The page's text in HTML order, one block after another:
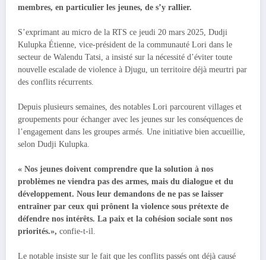
membres, en particulier les jeunes, de s’y rallier.
S’exprimant au micro de la RTS ce jeudi 20 mars 2025, Dudji
Kulupka Étienne, vice-président de la communauté Lori dans le
secteur de Walendu Tatsi, a insisté sur la nécessité d’éviter toute
nouvelle escalade de violence à Djugu, un territoire déjà meurtri par
des conflits récurrents.
Depuis plusieurs semaines, des notables Lori parcourent villages et
groupements pour échanger avec les jeunes sur les conséquences de
l’engagement dans les groupes armés. Une initiative bien accueillie,
selon Dudji Kulupka.
« Nos jeunes doivent comprendre que la solution à nos
problèmes ne viendra pas des armes, mais du dialogue et du
développement. Nous leur demandons de ne pas se laisser
entraîner par ceux qui prônent la violence sous prétexte de
défendre nos intérêts. La paix et la cohésion sociale sont nos
priorités.», confie-t-il.
Le notable insiste sur le fait que les conflits passés ont déjà causé